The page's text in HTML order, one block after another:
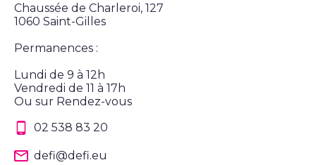
Chaussée de Charleroi, 127
1060 Saint-Gilles
Permanences :
Lundi de 9 à 12h
Vendredi de 11 à 17h
Ou sur Rendez-vous
02 538 83 20
defi@defi.eu